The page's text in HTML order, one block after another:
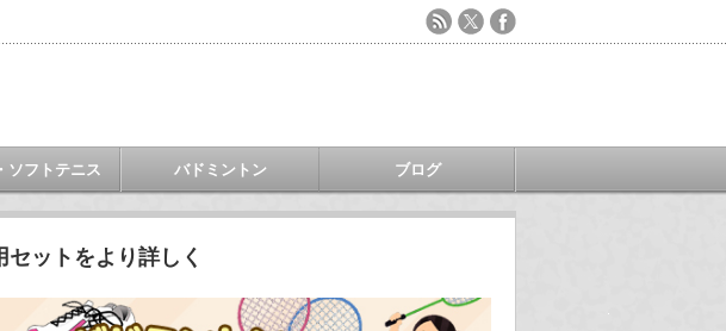
ソフトテニス バドミントン ブログ
ットをより詳しく